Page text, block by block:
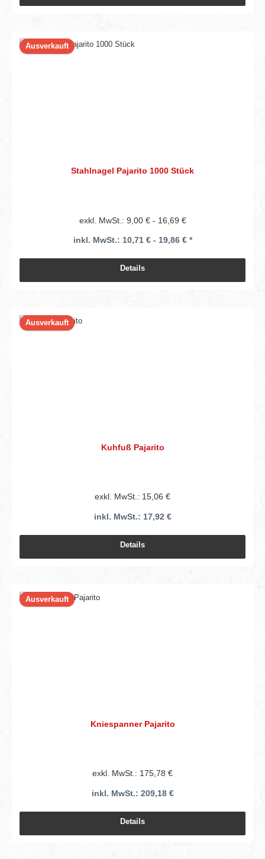
Ausverkauft
Stahlnagel Pajarito 1000 Stück
exkl. MwSt.: 9,00 € - 16,69 €
inkl. MwSt.: 10,71 € - 19,86 € *
Details
Ausverkauft
Kuhfuß Pajarito
exkl. MwSt.: 15,06 €
inkl. MwSt.: 17,92 €
Details
Ausverkauft
Kniespanner Pajarito
exkl. MwSt.: 175,78 €
inkl. MwSt.: 209,18 €
Details